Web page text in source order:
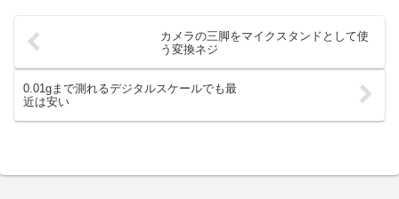
カメラの三脚をマイクスタンドとして使
う変換ネジ
0.01gまで測れるデジタルスケールでも最
近は安い